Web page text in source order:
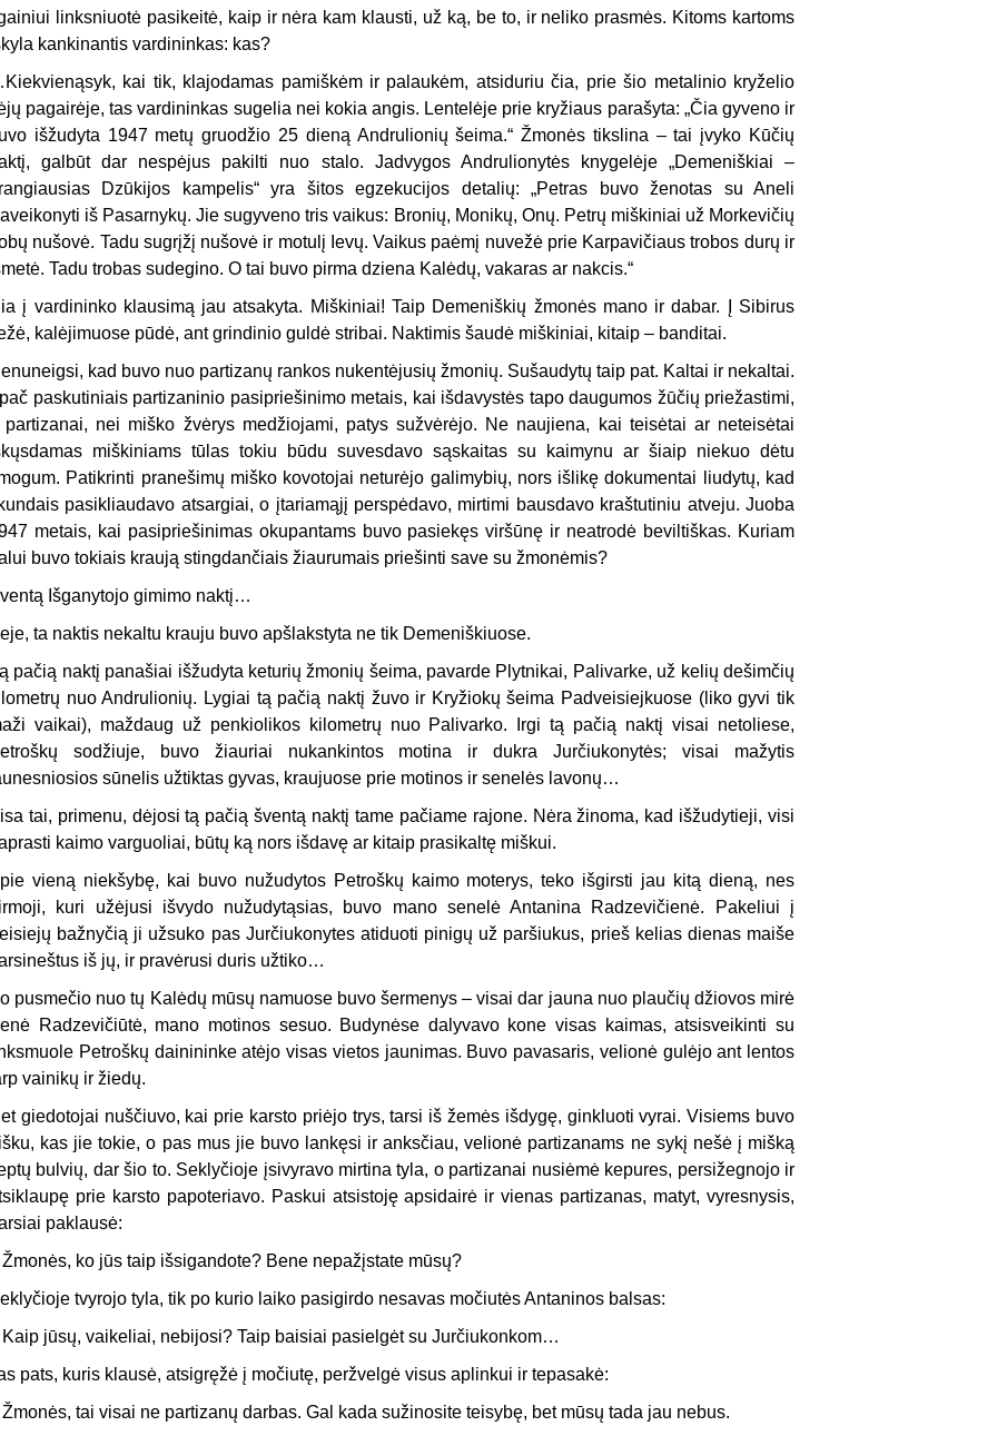
linksniuotė pasikeitė, kaip ir nėra kam klausti, už ką, be to, ir neliko prasmės. Kitoms kartoms
kankinantis vardininkas: kas?
kai tik, klajodamas pamiškėm ir palaukėm, atsiduriu čia, prie šio metalinio kryželio
pagairėje, tas vardininkas sugelia nei kokia angis. Lentelėje prie kryžiaus parašyta: „Čia gyveno ir
išžudyta 1947 metų gruodžio 25 dieną Andrulionių šeima.“ Žmonės tikslina – tai įvyko Kūčių
galbūt dar nespėjus pakilti nuo stalo. Jadvygos Andrulionytės knygelėje „Demeniškiai –
Dzūkijos kampelis“ yra šitos egzekucijos detalių: „Petras buvo ženotas su Aneli
iš Pasarnykų. Jie sugyveno tris vaikus: Bronių, Monikų, Onų. Petrų miškiniai už Morkevičių
nušovė. Tadu sugrįžį nušovė ir motulį Ievų. Vaikus paėmį nuvežė prie Karpavičiaus trobos durų ir
Tadu trobas sudegino. O tai buvo pirma dziena Kalėdų, vakaras ar nakcis.“
į vardininko klausimą jau atsakyta. Miškiniai! Taip Demeniškių žmonės mano ir dabar. Į Sibirus
kalėjimuose pūdė, ant grindinio guldė stribai. Naktimis šaudė miškiniai, kitaip – banditai.
kad buvo nuo partizanų rankos nukentėjusių žmonių. Sušaudytų taip pat. Kaltai ir nekaltai.
paskutiniais partizaninio pasipriešinimo metais, kai išdavystės tapo daugumos žūčių priežastimi,
partizanai, nei miško žvėrys medžiojami, patys sužvėrėjo. Ne naujiena, kai teisėtai ar neteisėtai
miškiniams tūlas tokiu būdu suvesdavo sąskaitas su kaimynu ar šiaip niekuo dėtu
Patikrinti pranešimų miško kovotojai neturėjo galimybių, nors išlikę dokumentai liudytų, kad
pasikliaudavo atsargiai, o įtariamąjį perspėdavo, mirtimi bausdavo kraštutiniu atveju. Juoba
metais, kai pasipriešinimas okupantams buvo pasiekęs viršūnę ir neatrodė beviltiškas. Kuriam
buvo tokiais kraują stingdančiais žiaurumais priešinti save su žmonėmis?
Išganytojo gimimo naktį…
ta naktis nekaltu krauju buvo apšlakstyta ne tik Demeniškiuose.
pačią naktį panašiai išžudyta keturių žmonių šeima, pavarde Plytnikai, Palivarke, už kelių dešimčių
nuo Andrulionių. Lygiai tą pačią naktį žuvo ir Kryžiokų šeima Padveisiejkuose (liko gyvi tik
vaikai), maždaug už penkiolikos kilometrų nuo Palivarko. Irgi tą pačią naktį visai netoliese,
sodžiuje, buvo žiauriai nukankintos motina ir dukra Jurčiukonytės; visai mažytis
sūnelis užtiktas gyvas, kraujuose prie motinos ir senelės lavonų…
tai, primenu, dėjosi tą pačią šventą naktį tame pačiame rajone. Nėra žinoma, kad išžudytieji, visi
kaimo varguoliai, būtų ką nors išdavę ar kitaip prasikaltę miškui.
vieną niekšybę, kai buvo nužudytos Petroškų kaimo moterys, teko išgirsti jau kitą dieną, nes
kuri užėjusi išvydo nužudytąsias, buvo mano senelė Antanina Radzevičienė. Pakeliui į
bažnyčią ji užsuko pas Jurčiukonytes atiduoti pinigų už paršiukus, prieš kelias dienas maiše
iš jų, ir pravėrusi duris užtiko…
pusmečio nuo tų Kalėdų mūsų namuose buvo šermenys – visai dar jauna nuo plaučių džiovos mirė
Radzevičiūtė, mano motinos sesuo. Budynėse dalyvavo kone visas kaimas, atsisveikinti su
Petroškų dainininke atėjo visas vietos jaunimas. Buvo pavasaris, velionė gulėjo ant lentos
vainikų ir žiedų.
giedotojai nuščiuvo, kai prie karsto priėjo trys, tarsi iš žemės išdygę, ginkluoti vyrai. Visiems buvo
kas jie tokie, o pas mus jie buvo lankęsi ir anksčiau, velionė partizanams ne sykį nešė į mišką
bulvių, dar šio to. Seklyčioje įsivyravo mirtina tyla, o partizanai nusiėmė kepures, persižegnojo ir
prie karsto papoteriavo. Paskui atsistoję apsidairė ir vienas partizanas, matyt, vyresnysis,
paklausė:
ko jūs taip išsigandote? Bene nepažįstate mūsų?
tvyrojo tyla, tik po kurio laiko pasigirdo nesavas močiutės Antaninos balsas:
jūsų, vaikeliai, nebijosi? Taip baisiai pasielgėt su Jurčiukonkom…
pats, kuris klausė, atsigręžė į močiutę, peržvelgė visus aplinkui ir tepasakė:
tai visai ne partizanų darbas. Gal kada sužinosite teisybę, bet mūsų tada jau nebus.